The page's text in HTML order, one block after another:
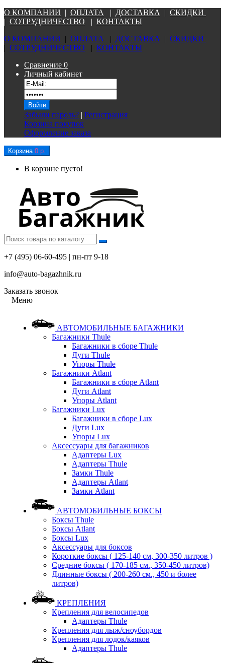
О КОМПАНИИ | ОПЛАТА | ДОСТАВКА | СКИДКИ
| СОТРУДНИЧЕСТВО | КОНТАКТЫ
О КОМПАНИИ | ОПЛАТА | ДОСТАВКА | СКИДКИ
| СОТРУДНИЧЕСТВО | КОНТАКТЫ
Сравнение 0
Личный кабинет
Забыли пароль? | Регистрация
Корзина покупок
Оформление заказа
Корзина 0 р.
В корзине пусто!
+7 (495) 06-60-495 | пн-пт 9-18
info@auto-bagazhnik.ru
Заказать звонок
Меню
АВТОМОБИЛЬНЫЕ БАГАЖНИКИ
Багажники Thule
Багажники в сборе Thule
Дуги Thule
Упоры Thule
Багажники Atlant
Багажники в сборе Atlant
Дуги Atlant
Упоры Atlant
Багажники Lux
Багажники в сборе Lux
Дуги Lux
Упоры Lux
Аксессуары для багажников
Адаптеры Lux
Адаптеры Thule
Замки Thule
Адаптеры Atlant
Замки Atlant
АВТОМОБИЛЬНЫЕ БОКСЫ
Боксы Thule
Боксы Atlant
Боксы Lux
Аксессуары для боксов
Короткие боксы ( 125-140 см, 300-350 литров )
Средние боксы ( 170-185 см., 350-450 литров)
Длинные боксы ( 200-260 см., 450 и более
литров)
КРЕПЛЕНИЯ
Крепления для велосипедов
Адаптеры Thule
Крепления для лыж/сноубордов
Крепления для лодок/каяков
Адаптеры Thule